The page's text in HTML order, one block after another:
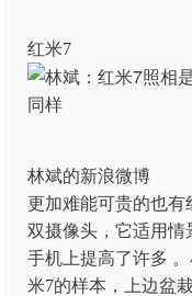
红米7
林斌的新浪微博
更加难能可贵的也有
双摄像头，它适用情
手机上提高了许多
米7的样本，上边盆